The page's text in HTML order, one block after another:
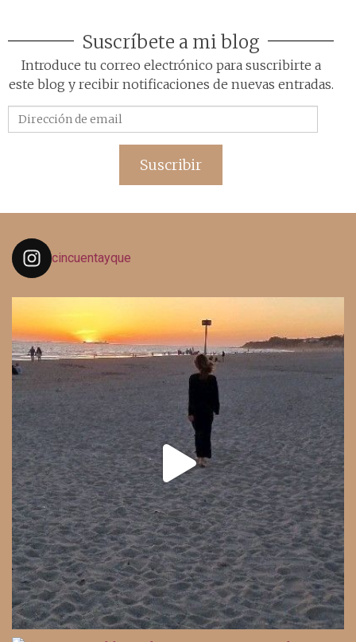
Suscríbete a mi blog
Introduce tu correo electrónico para suscribirte a
este blog y recibir notificaciones de nuevas entradas.
de
Suscribir
cincuentayque